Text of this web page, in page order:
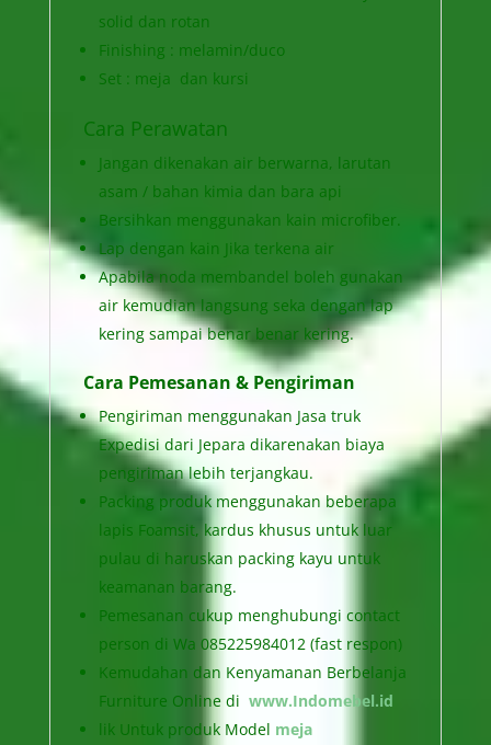
solid dan rotan
Finishing : melamin/duco
Set : meja dan kursi
Cara Perawatan
Jangan dikenakan air berwarna, larutan
asam / bahan kimia dan bara api
Bersihkan menggunakan kain microfiber.
Lap dengan kain Jika terkena air
Apabila noda membandel boleh gunakan
air kemudian langsung seka dengan lap
kering sampai benar benar kering.
Cara Pemesanan & Pengiriman
Pengiriman menggunakan Jasa truk
Expedisi dari Jepara dikarenakan biaya
pengiriman lebih terjangkau.
Packing produk menggunakan beberapa
lapis Foamsit, kardus khusus untuk luar
pulau di haruskan packing kayu untuk
keamanan barang.
Pemesanan cukup menghubungi contact
person di Wa 085225984012 (fast respon)
Kemudahan dan Kenyamanan Berbelanja
Furniture Online di www.Indomebel.id
lik Untuk produk Model meja